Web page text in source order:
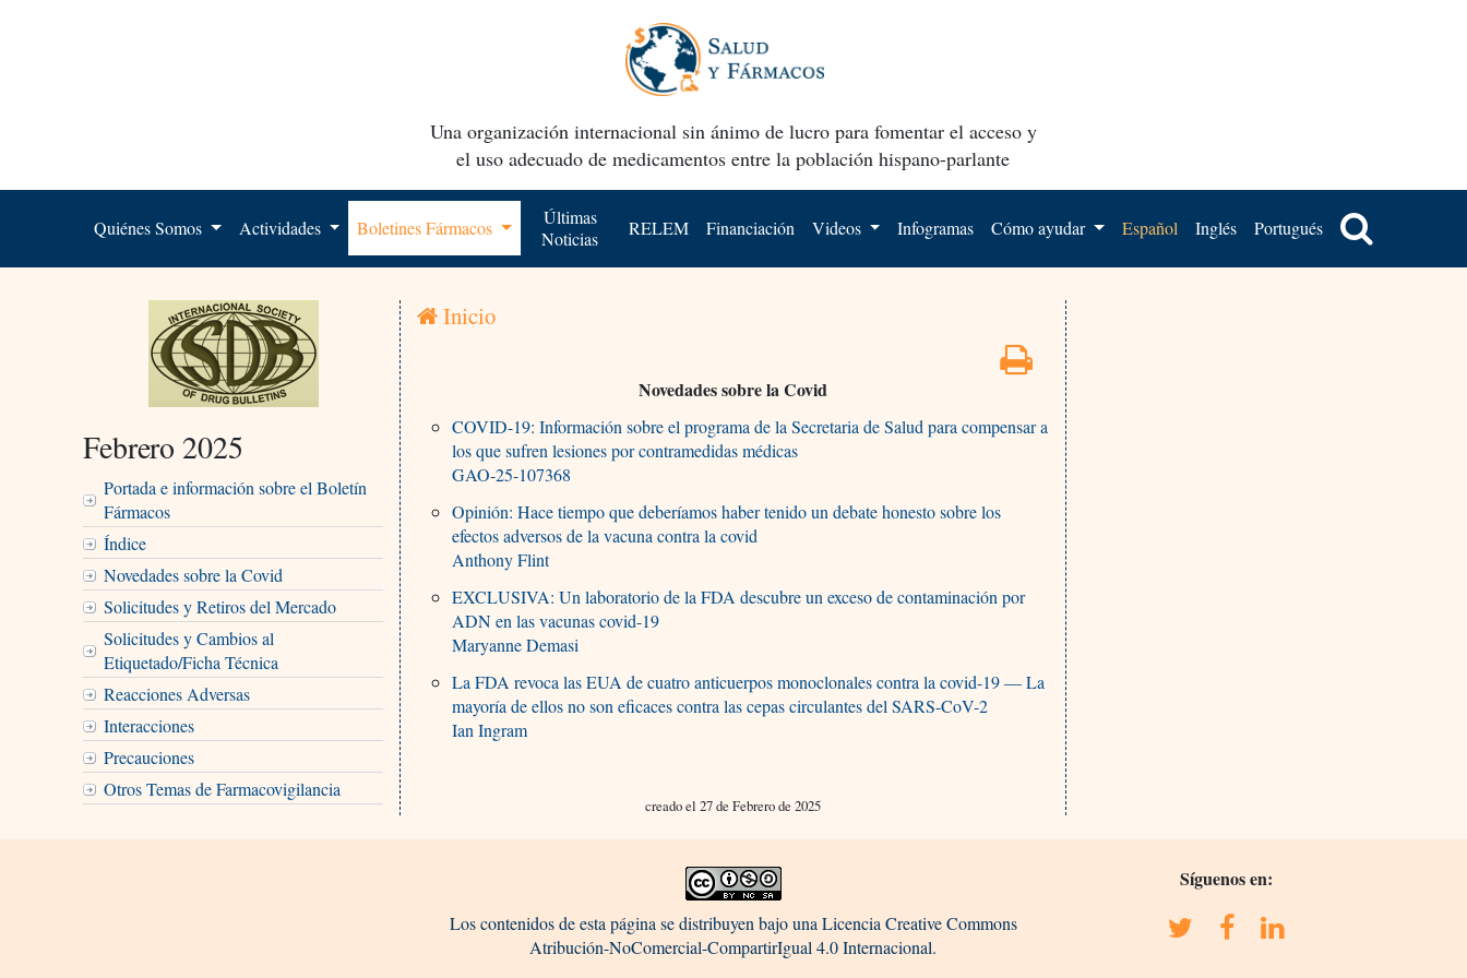
Una organización internacional sin ánimo de lucro para fomentar el acceso y
el uso adecuado de medicamentos entre la población hispano-parlante
Quiénes Somos Actividades Boletines Fármacos
Últimas
Noticias
RELEM Financiación Videos Infogramas Cómo ayudar Español Inglés Portugués
Febrero 2025
Portada e información sobre el Boletín
Fármacos
Índice
Novedades sobre la Covid
Solicitudes y Retiros del Mercado
Solicitudes y Cambios al
Etiquetado/Ficha Técnica
Reacciones Adversas
Interacciones
Precauciones
Otros Temas de Farmacovigilancia
Inicio
Novedades sobre la Covid
COVID-19: Información sobre el programa de la Secretaria de Salud para compensar a
los que sufren lesiones por contramedidas médicas
GAO-25-107368
Opinión: Hace tiempo que deberíamos haber tenido un debate honesto sobre los
efectos adversos de la vacuna contra la covid
Anthony Flint
EXCLUSIVA: Un laboratorio de la FDA descubre un exceso de contaminación por
ADN en las vacunas covid-19
Maryanne Demasi
La FDA revoca las EUA de cuatro anticuerpos monoclonales contra la covid-19 — La
mayoría de ellos no son eficaces contra las cepas circulantes del SARS-CoV-2
Ian Ingram
creado el 27 de Febrero de 2025
Los contenidos de esta página se distribuyen bajo una Licencia Creative Commons
Atribución-NoComercial-CompartirIgual 4.0 Internacional.
Síguenos en: